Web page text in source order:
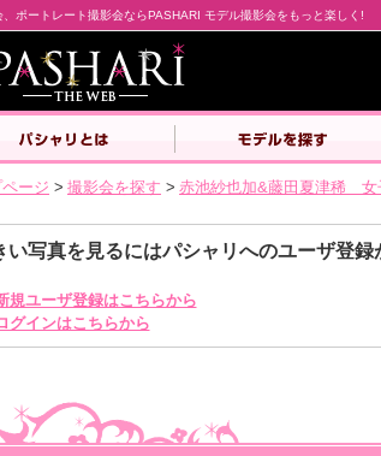
、ポートレート撮影会ならPASHARI モデル撮影会をもっと楽しく!
ページ > 撮影会を探す > 赤池紗也加&藤田夏津稀 女
い写真を見るにはパシャリへのユーザ登録
規ユーザ登録はこちらから
グインはこちらから